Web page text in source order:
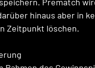
hinaus aber in
Zeitpunkt löschen.